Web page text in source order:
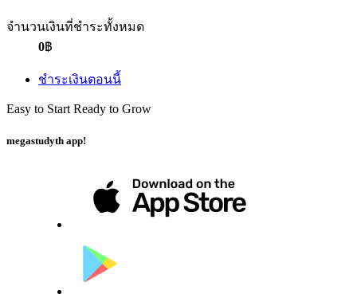
จำนวนเงินที่ชำระทั้งหมด
0฿
ชำระเงินตอนนี้
Easy to Start Ready to Grow
megastudyth app!